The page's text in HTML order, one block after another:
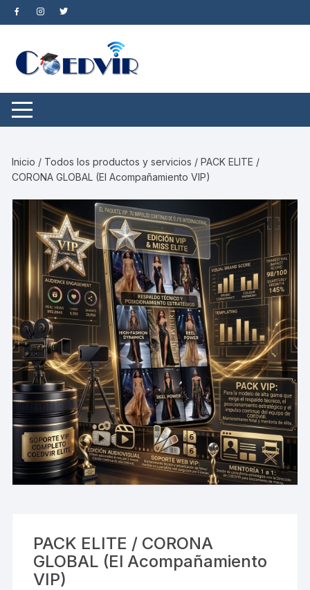
Saltar
al
Inicio / Todos los productos y servicios / PACK ELITE /
CORONA GLOBAL (El Acompañamiento VIP)
PACK ELITE / CORONA
GLOBAL (El Acompañamiento
VIP)